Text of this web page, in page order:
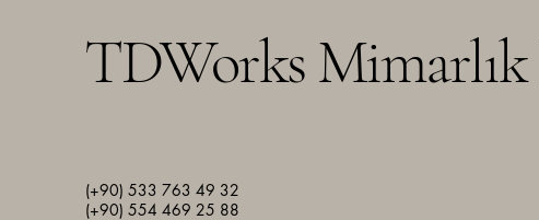
TDWorks Mimarlık
(+90) 533 763 49 32
(+90) 554 469 25 88